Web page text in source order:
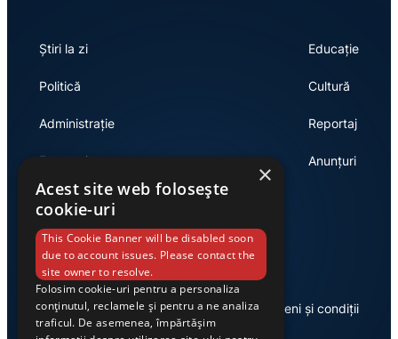
Știri la zi
Politică
Administrație
Economie
Educație
Cultură
Reportaj
Anunțuri
Link-uri utile
Despre noi Termeni și condiții
×
Acest site web folosește
cookie-uri
This Cookie Banner will be disabled soon
due to account issues. Please contact the
site owner to resolve.
Folosim cookie-uri pentru a personaliza
conținutul, reclamele și pentru a ne analiza
traficul. De asemenea, împărtășim